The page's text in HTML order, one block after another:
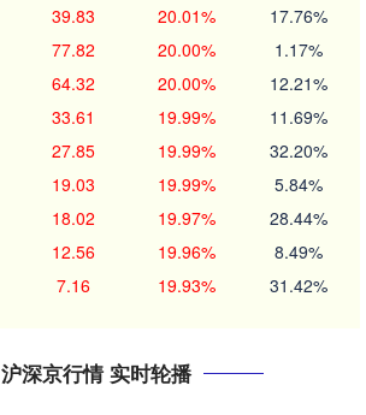
39.83 20.01% 17.76%
77.82 20.00% 1.17%
64.32 20.00% 12.21%
33.61 19.99% 11.69%
27.85 19.99% 32.20%
19.03 19.99% 5.84%
18.02 19.97% 28.44%
12.56 19.96% 8.49%
7.16 19.93% 31.42%
沪深京行情 实时轮播